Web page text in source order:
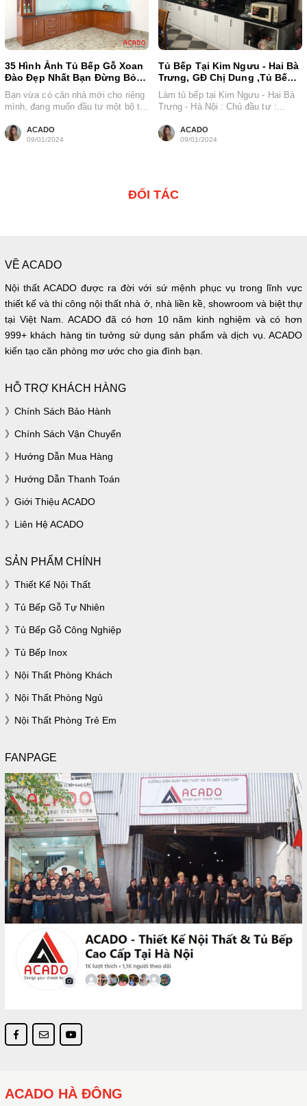
35 Hình Ảnh Tủ Bếp Gỗ Xoan
Đào Đẹp Nhất Bạn Đừng Bỏ
Qua
Bạn vừa có căn nhà mới cho riêng
mình, đang muốn đầu tư một bộ tủ
ACADO
09/01/2024
Tủ Bếp Tại Kim Ngưu - Hai Bà
Trưng, GĐ Chị Dung ,Tủ Bếp
inox 304
Làm tủ bếp tại Kim Ngưu - Hai Bà
Trưng - Hà Nội : Chủ đầu tư :...
ACADO
09/01/2024
ĐỐI TÁC
VỀ ACADO
Nội thất ACADO được ra đời với sứ mệnh phục vụ trong lĩnh vực
thiết kế và thi công nội thất nhà ở, nhà liền kề, showroom và biệt thự
tại Việt Nam. ACADO đã có hơn 10 năm kinh nghiệm và có hơn
999+ khách hàng tin tưởng sử dụng sản phẩm và dịch vụ. ACADO
kiến tạo căn phòng mơ ước cho gia đình bạn.
HỖ TRỢ KHÁCH HÀNG
Chính Sách Bảo Hành
Chính Sách Vận Chuyển
Hướng Dẫn Mua Hàng
Hướng Dẫn Thanh Toán
Giới Thiệu ACADO
Liên Hệ ACADO
SẢN PHẨM CHÍNH
Thiết Kế Nội Thất
Tủ Bếp Gỗ Tự Nhiên
Tủ Bếp Gỗ Công Nghiệp
Tủ Bếp Inox
Nội Thất Phòng Khách
Nội Thất Phòng Ngủ
Nội Thất Phòng Trẻ Em
FANPAGE
ACADO HÀ ĐÔNG